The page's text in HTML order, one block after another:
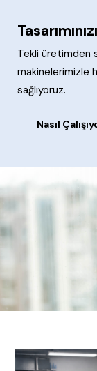
Tekli üretimden
makinelerimizle
sağlıyoruz.
Nasıl